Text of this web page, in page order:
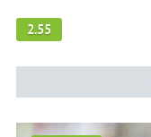
2.55